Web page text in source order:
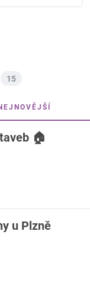
15
🏠
u Plzně